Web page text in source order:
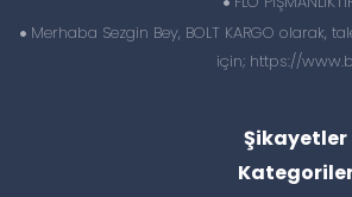
Merhaba Sezgin Bey, BOLT KARGO olarak,
için; https://
Şikayetler